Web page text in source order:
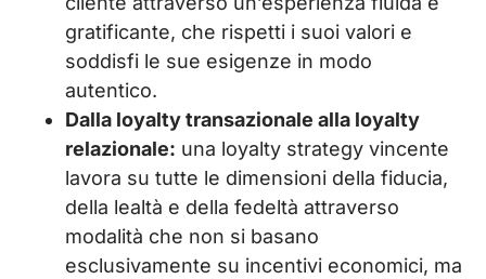
gratificante, che rispetti i suoi valori e
soddisfi le sue esigenze in modo
autentico.
Dalla loyalty transazionale alla loyalty
relazionale: una loyalty strategy vincente
lavora su tutte le dimensioni della fiducia,
della lealtà e della fedeltà attraverso
modalità che non si basano
esclusivamente su incentivi economici, ma